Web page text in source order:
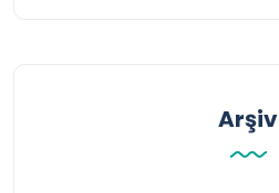
Arşiv